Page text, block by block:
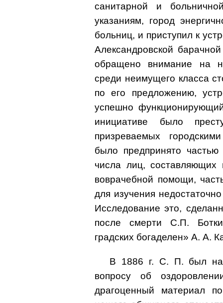
санитарной и
указаниям, город
больниц, и приступил к
Александровской
обращено внимание на
среди неимущего класса
по его предложению,
успешно
инициативе было
призреваемых
было предпринято
числа лиц, составляющих
воврачебной помощи,
для изучения
Исследование это,
после смерти С.П.
градских богаделен» А. А.
В 1886 г. С. П. был
вопросу об
драгоценный материал